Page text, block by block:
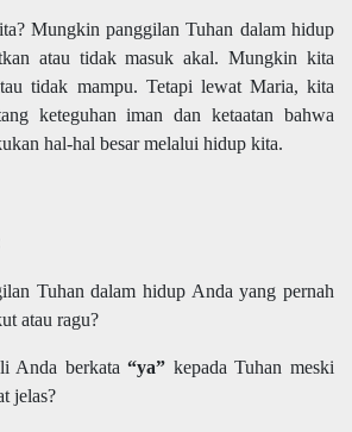
Mungkin panggilan Tuhan dalam hidup
atau tidak masuk akal. Mungkin kita
tidak mampu. Tetapi lewat Maria, kita
keteguhan iman dan ketaatan bahwa
hal-hal besar melalui hidup kita.
Tuhan dalam hidup Anda yang pernah
atau ragu?
Anda berkata“ya” kepada Tuhan meski
jelas?